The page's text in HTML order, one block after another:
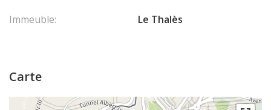
Immeuble:
Le Thalès
Carte